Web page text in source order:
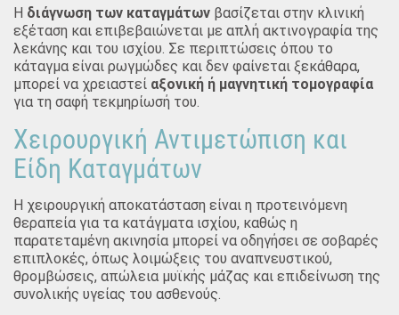
Η διάγνωση των καταγμάτων βασίζεται στην κλινική
εξέταση και επιβεβαιώνεται με απλή ακτινογραφία της
λεκάνης και του ισχίου. Σε περιπτώσεις όπου το
κάταγμα είναι ρωγμώδες και δεν φαίνεται ξεκάθαρα,
μπορεί να χρειαστεί αξονική ή μαγνητική τομογραφία
για τη σαφή τεκμηρίωσή του.
Χειρουργική Αντιμετώπιση και
Είδη Καταγμάτων
Η χειρουργική αποκατάσταση είναι η προτεινόμενη
θεραπεία για τα κατάγματα ισχίου, καθώς η
παρατεταμένη ακινησία μπορεί να οδηγήσει σε σοβαρές
επιπλοκές, όπως λοιμώξεις του αναπνευστικού,
θρομβώσεις, απώλεια μυϊκής μάζας και επιδείνωση της
συνολικής υγείας του ασθενούς.